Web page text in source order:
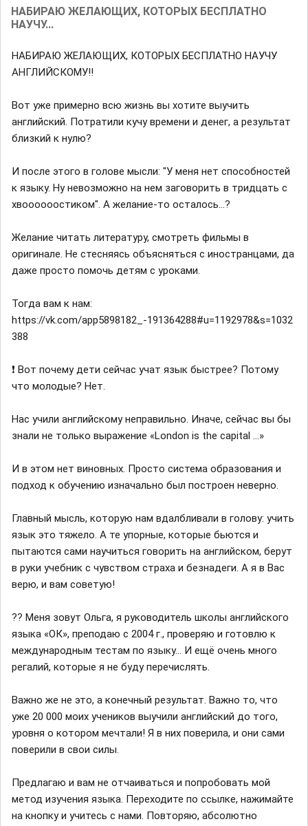
НАБИРАЮ ЖЕЛАЮЩИХ, КОТОРЫХ БЕСПЛАТНО
НАУЧУ...
НАБИРАЮ ЖЕЛАЮЩИХ, КОТОРЫХ БЕСПЛАТНО НАУЧУ
АНГЛИЙСКОМУ‼
Вот уже примерно всю жизнь вы хотите выучить
английский. Потратили кучу времени и денег, а результат
близкий к нулю?
И после этого в голове мысли: "У меня нет способностей
к языку. Ну невозможно на нем заговорить в тридцать с
хвоооооостиком". А желание-то осталось...?
Желание читать литературу, смотреть фильмы в
оригинале. Не стесняясь объясняться с иностранцами, да
даже просто помочь детям с уроками.
Тогда вам к нам:
https://vk.com/app5898182_-191364288#u=1192978&s=1032
388
❗ Вот почему дети сейчас учат язык быстрее? Потому
что молодые? Нет.
Нас учили английскому неправильно. Иначе, сейчас вы бы
знали не только выражение «London is the capital ...»
И в этом нет виновных. Просто система образования и
подход к обучению изначально был построен неверно.
Главный мысль, которую нам вдалбливали в голову: учить
язык это тяжело. А те упорные, которые бьются и
пытаются сами научиться говорить на английском, берут
в руки учебник с чувством страха и безнадеги. А я в Вас
верю, и вам советую!
?? Меня зовут Ольга, я руководитель школы английского
языка «ОК», преподаю с 2004 г., проверяю и готовлю к
международным тестам по языку... И ещё очень много
регалий, которые я не буду перечислять.
Важно же не это, а конечный результат. Важно то, что
уже 20 000 моих учеников выучили английский до того,
уровня о котором мечтали! Я в них поверила, и они сами
поверили в свои силы.
Предлагаю и вам не отчаиваться и попробовать мой
метод изучения языка. Переходите по ссылке, нажимайте
на кнопку и учитесь с нами. Повторяю, абсолютно